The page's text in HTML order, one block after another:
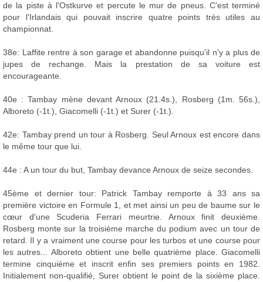
de la piste à l'Ostkurve et percute le mur de pneus. C'est terminé
pour l'Irlandais qui pouvait inscrire quatre points très utiles au
championnat.
38e: Laffite rentre à son garage et abandonne puisqu'il n'y a plus de
jupes de rechange. Mais la prestation de sa voiture est
encourageante.
40e : Tambay mène devant Arnoux (21.4s.), Rosberg (1m. 56s.),
Alboreto (-1t.), Giacomelli (-1t.) et Surer (-1t.).
42e: Tambay prend un tour à Rosberg. Seul Arnoux est encore dans
le même tour que lui.
44e : A un tour du but, Tambay devance Arnoux de seize secondes.
45ème et dernier tour: Patrick Tambay remporte à 33 ans sa
première victoire en Formule 1, et met ainsi un peu de baume sur le
cœur d'une Scuderia Ferrari meurtrie. Arnoux finit deuxième.
Rosberg monte sur la troisième marche du podium avec un tour de
retard. Il y a vraiment une course pour les turbos et une course pour
les autres... Alboreto obtient une belle quatrième place. Giacomelli
termine cinquième et inscrit enfin ses premiers points en 1982.
Initialement non-qualifié, Surer obtient le point de la sixième place.